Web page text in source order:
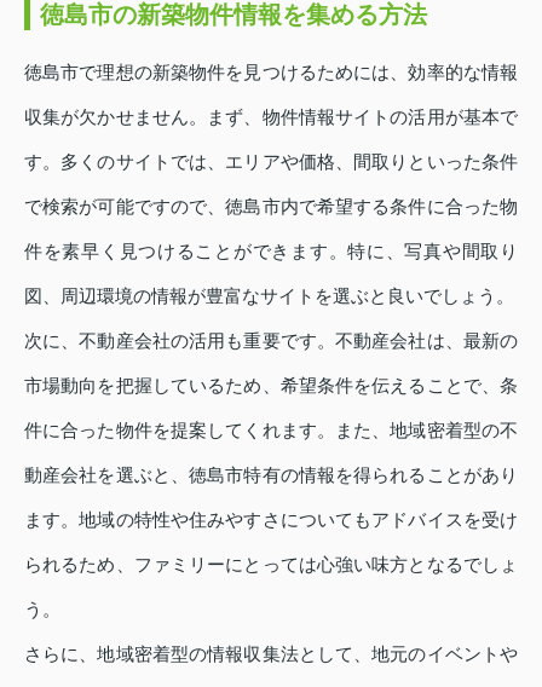
徳島市の新築物件情報を集める方法
徳島市で理想の新築物件を見つけるためには、効率的な情報
収集が欠かせません。まず、物件情報サイトの活用が基本で
す。多くのサイトでは、エリアや価格、間取りといった条件
で検索が可能ですので、徳島市内で希望する条件に合った物
件を素早く見つけることができます。特に、写真や間取り
図、周辺環境の情報が豊富なサイトを選ぶと良いでしょう。
次に、不動産会社の活用も重要です。不動産会社は、最新の
市場動向を把握しているため、希望条件を伝えることで、条
件に合った物件を提案してくれます。また、地域密着型の不
動産会社を選ぶと、徳島市特有の情報を得られることがあり
ます。地域の特性や住みやすさについてもアドバイスを受け
られるため、ファミリーにとっては心強い味方となるでしょ
う。
さらに、地域密着型の情報収集法として、地元のイベントや